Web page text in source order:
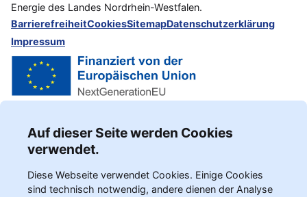
Energie des Landes Nordrhein-Westfalen.
BarrierefreiheitCookiesSitemapDatenschutzerklärung
Impressum
Auf dieser Seite werden Cookies
verwendet.
Diese Webseite verwendet Cookies. Einige Cookies
sind technisch notwendig, andere dienen der Analyse